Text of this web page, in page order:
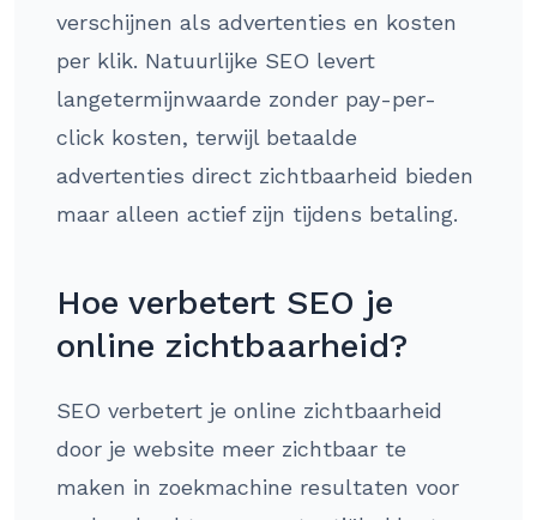
verschijnen als advertenties en kosten
per klik. Natuurlijke SEO levert
langetermijnwaarde zonder pay-per-
click kosten, terwijl betaalde
advertenties direct zichtbaarheid bieden
maar alleen actief zijn tijdens betaling.
Hoe verbetert SEO je
online zichtbaarheid?
SEO verbetert je online zichtbaarheid
door je website meer zichtbaar te
maken in zoekmachine resultaten voor